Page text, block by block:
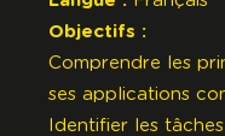
Objectifs :
Comprendre les
ses applications
Identifier les